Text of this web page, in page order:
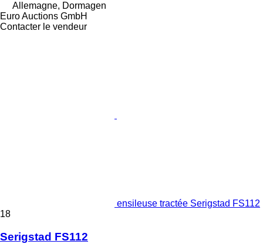
Allemagne, Dormagen
Euro Auctions GmbH
Contacter le vendeur
ensileuse tractée Serigstad FS112
18
Serigstad FS112